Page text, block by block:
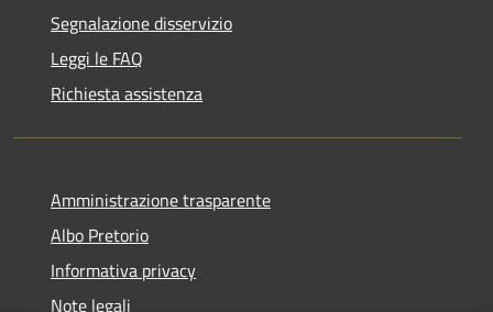
Segnalazione disservizio
Leggi le FAQ
Richiesta assistenza
Amministrazione trasparente
Albo Pretorio
Informativa privacy
Note legali